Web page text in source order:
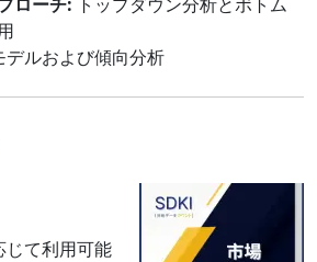
デルおよび傾向分析
じて利用可能